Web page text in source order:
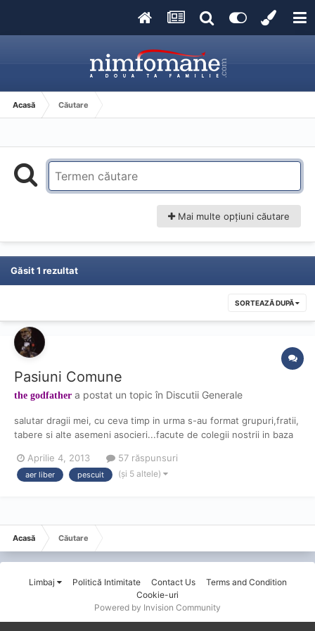
Acasă Căutare
Mai multe opțiuni căutare
Găsit 1 rezultat
SORTEAZĂ DUPĂ
Pasiuni Comune
the godfather a postat un topic în Discutii Generale
salutar dragii mei, cu ceva timp in urma s-au format grupuri,fratii,
tabere si alte asemeni asocieri...facute de colegii nostrii in baza
la terase ,barurii altii sa mearga la petreceri altii sa mearaga
dimineata la cafea...nu este n...
Aprilie 4, 2013 57 răspunsuri
aer liber pescuit (și 5 altele)
Acasă Căutare
Limbaj Politică Intimitate Contact Us
Terms and Condition
Cookie-uri
Powered by Invision Community